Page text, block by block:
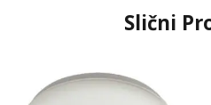
Slični